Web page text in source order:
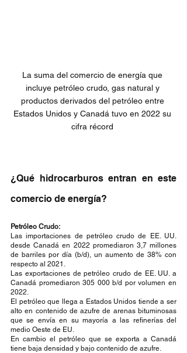
La suma del comercio de energía que
incluye petróleo crudo, gas natural y
productos derivados del petróleo entre
Estados Unidos y Canadá tuvo en 2022 su
cifra récord
¿Qué hidrocarburos entran en este
comercio de energía?
Petróleo Crudo:
Las importaciones de petróleo crudo de EE. UU.
desde Canadá en 2022 promediaron 3,7 millones
de barriles por día (b/d), un aumento de 38% con
respecto al 2021.
Las exportaciones de petróleo crudo de EE. UU. a
Canadá promediaron 305 000 b/d por volumen en
2022.
El petróleo que llega a Estados Unidos tiende a ser
alto en contenido de azufre de arenas bituminosas
que se envía en su mayoría a las refinerías del
medio Oeste de EU.
En cambio el petróleo que se exporta a Canadá
tiene baja densidad y bajo contenido de azufre.